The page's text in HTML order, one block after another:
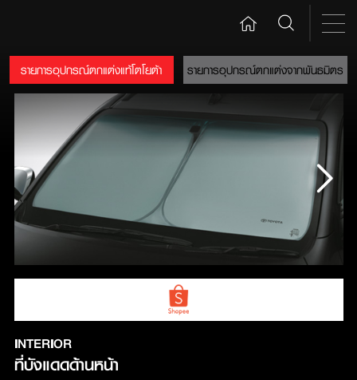
รายการอุปกรณ์ตกแต่งแท้โตโยต้า รายการอุปกรณ์ตกแต่งจากพันธมิตร
INTERIOR
ที่บังแดดด้านหน้า